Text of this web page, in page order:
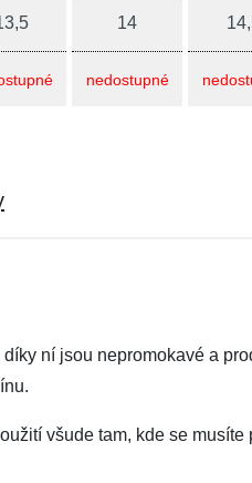
14
nedostupné
ní jsou nepromokavé a
všude tam, kde se musíte